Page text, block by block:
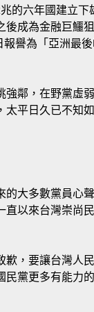
的六年國建立下
成為金融巨鱷
譽為「亞洲最
強鄰，在野黨虛
太平日久已不知
的大多數黨員心
直以來台灣崇尚
歉，要讓台灣人
民黨更多有能力